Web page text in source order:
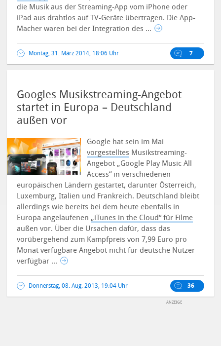
die Musik aus der Streaming-App vom iPhone oder
iPad aus drahtlos auf TV-Geräte übertragen. Die App-
Macher waren bei der Integration des ...
Montag, 31. März 2014, 18:06 Uhr 7
Googles Musikstreaming-Angebot
startet in Europa – Deutschland
außen vor
Google hat sein im Mai
vorgestelltes Musikstreaming-
Angebot „Google Play Music All
Access“ in verschiedenen
europäischen Ländern gestartet, darunter Österreich,
Luxemburg, Italien und Frankreich. Deutschland bleibt
allerdings wie bereits bei dem heute ebenfalls in
Europa angelaufenen „iTunes in the Cloud“ für Filme
außen vor. Über die Ursachen dafür, dass das
vorübergehend zum Kampfpreis von 7,99 Euro pro
Monat verfügbare Angebot nicht für deutsche Nutzer
verfügbar ...
Donnerstag, 08. Aug. 2013, 19:04 Uhr 36